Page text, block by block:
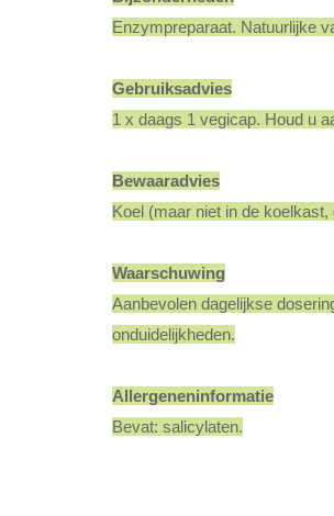
Enzympreparaat. Natuurlijke
Gebruiksadvies
1 x daags 1 vegicap. Houd u
Bewaaradvies
Koel (maar niet in de
Waarschuwing
Aanbevolen dagelijkse
onduidelijkheden.
Allergeneninformatie
Bevat: salicylaten.